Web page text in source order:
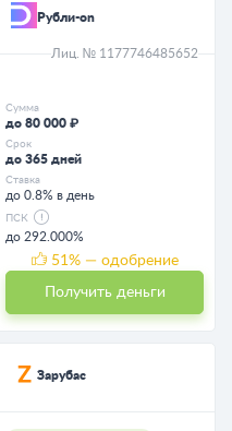
Рубли-on
Лиц. № 1177746485652
Сумма
до 80 000 ₽
Срок
до 365 дней
Ставка
до 0.8% в день
ПСК
до 292.000%
51 % — одобрение
Получить деньги
Зарубас